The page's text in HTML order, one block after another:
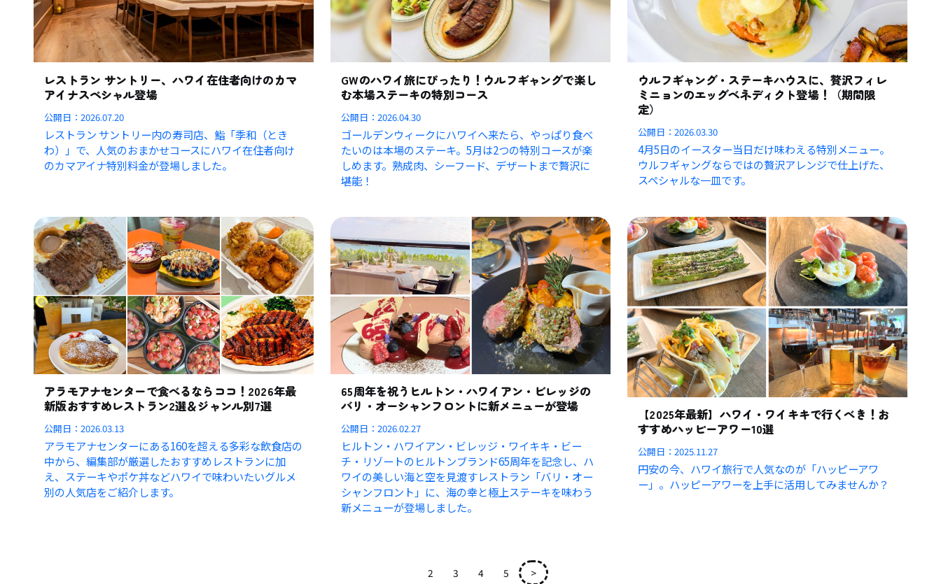
レストラン サントリー、ハワイ在住者向けのカマ
アイナスペシャル登場
公開日：2026.07.20
レストラン サントリー内の寿司店、鮨「季和（とき
わ）」で、人気のおまかせコースにハワイ在住者向け
のカマアイナ特別料金が登場しました。
GWのハワイ旅にぴったり！ウルフギャングで楽し
む本場ステーキの特別コース
公開日：2026.04.30
ゴールデンウィークにハワイへ来たら、やっぱり食べ
たいのは本場のステーキ。5月は2つの特別コースが楽
しめます。熟成肉、シーフード、デザートまで贅沢に
堪能！
ウルフギャング・ステーキハウスに、贅沢フィレ
ミニョンのエッグベネディクト登場！（期間限
定）
公開日：2026.03.30
4月5日のイースター当日だけ味わえる特別メニュー。
ウルフギャングならではの贅沢アレンジで仕上げた、
スペシャルな一皿です。
アラモアナセンターで食べるならココ！2026年最
新版おすすめレストラン2選＆ジャンル別7選
公開日：2026.03.13
アラモアナセンターにある160を超える多彩な飲食店の
中から、編集部が厳選したおすすめレストランに加
え、ステーキやポケ丼などハワイで味わいたいグルメ
別の人気店をご紹介します。
65周年を祝うヒルトン・ハワイアン・ビレッジの
バリ・オーシャンフロントに新メニューが登場
公開日：2026.02.27
ヒルトン・ハワイアン・ビレッジ・ワイキキ・ビー
チ・リゾートのヒルトンブランド65周年を記念し、ハ
ワイの美しい海と空を見渡すレストラン「バリ・オー
シャンフロント」に、海の幸と極上ステーキを味わう
新メニューが登場しました。
【2025年最新】ハワイ・ワイキキで行くべき！お
すすめハッピーアワー10選
公開日：2025.11.27
円安の今、ハワイ旅行で人気なのが「ハッピーアワ
ー」。ハッピーアワーを上手に活用してみませんか？
2 3 4 5 >